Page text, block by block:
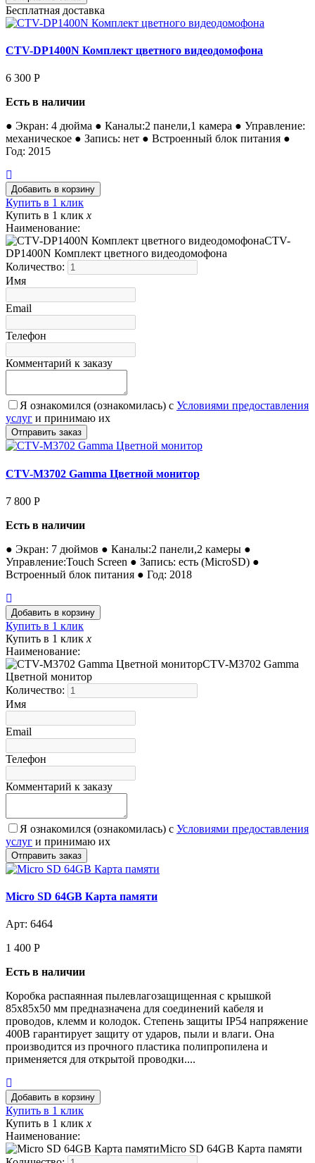
Бесплатная доставка
CTV-DP1400N Комплект цветного видеодомофона
6 300 Р
Есть в наличии
● Экран: 4 дюйма ● Каналы:2 панели,1 камера ● Управление:
механическое ● Запись: нет ● Встроенный блок питания ●
Год: 2015
Купить в 1 клик
Купить в 1 клик x
Наименование:
CTV-
DP1400N Комплект цветного видеодомофона
Количество:
Имя
Email
Телефон
Комментарий к заказу
Я ознакомился (ознакомилась) с Условиями предоставления
услуг и принимаю их
CTV-M3702 Gamma Цветной монитор
7 800 Р
Есть в наличии
● Экран: 7 дюймов ● Каналы:2 панели,2 камеры ●
Управление:Touch Screen ● Запись: есть (MicroSD) ●
Встроенный блок питания ● Год: 2018
Купить в 1 клик
Купить в 1 клик x
Наименование:
CTV-M3702 Gamma
Цветной монитор
Количество:
Имя
Email
Телефон
Комментарий к заказу
Я ознакомился (ознакомилась) с Условиями предоставления
услуг и принимаю их
Micro SD 64GB Карта памяти
Арт: 6464
1 400 Р
Есть в наличии
Коробка распаянная пылевлагозащищенная с крышкой
85х85х50 мм предназначена для соединений кабеля и
проводов, клемм и колодок. Степень защиты IP54 напряжение
400В гарантирует защиту от ударов, пыли и влаги. Она
производится из прочного пластика полипропилена и
применяется для открытой проводки....
Купить в 1 клик
Купить в 1 клик x
Наименование:
Micro SD 64GB Карта памяти